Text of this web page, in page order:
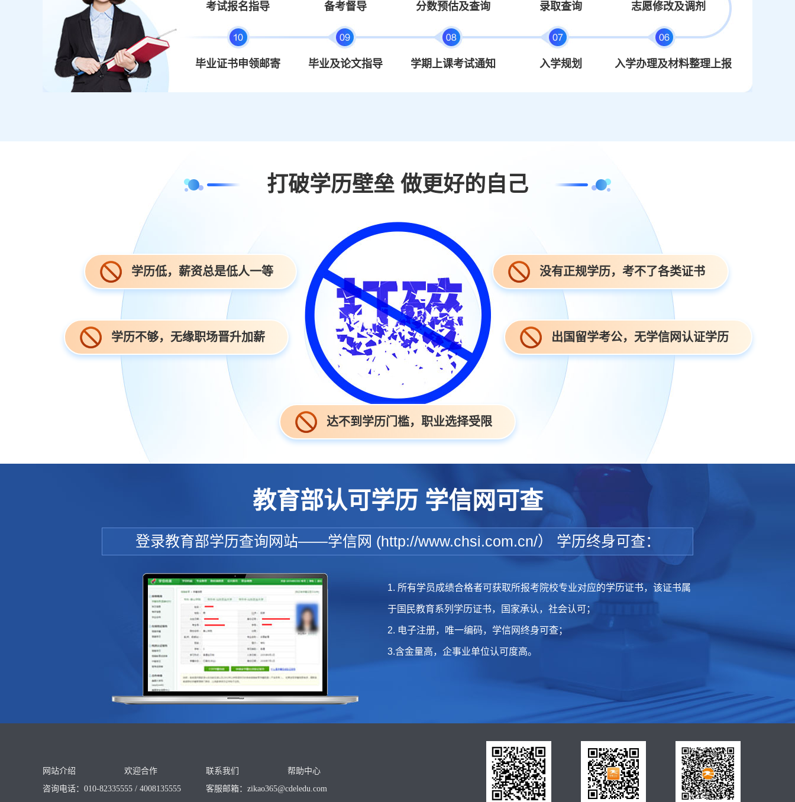
考试报名指导 备考督导 分数预估及查询 录取查询 志愿修改及调剂
毕业证书申领邮寄 毕业及论文指导 学期上课考试通知 入学规划 入学办理及材料整理上报
打破学历壁垒 做更好的自己
学历低，薪资总是低人一等 没有正规学历，考不了各类证书
学历不够，无缘职场晋升加薪 出国留学考公，无学信网认证学历
达不到学历门槛，职业选择受限
教育部认可学历 学信网可查
登录教育部学历查询网站——学信网 (http://www.chsi.com.cn/） 学历终身可查：
1. 所有学员成绩合格者可获取所报考院校专业对应的学历证书，该证书属
于国民教育系列学历证书，国家承认，社会认可；
2. 电子注册，唯一编码，学信网终身可查；
3.含金量高，企事业单位认可度高。
网站介绍 欢迎合作 联系我们
帮助中心
咨询电话：010-82335555 / 4008135555
客服邮箱： zikao365@cdeledu.com